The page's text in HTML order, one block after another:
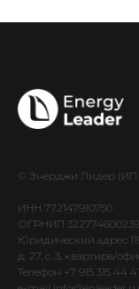
© Энерджи Лидер (ИП
ИНН 772147910750
ОГРНИП
Юридический адрес
д. 27, c. 3, квартира/
Телефон +7 915 315 44 41